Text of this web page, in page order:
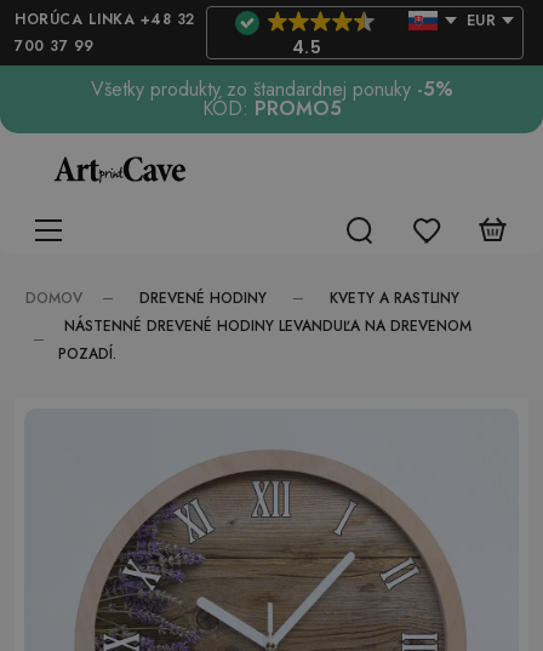
HORÚCA LINKA +48 32
700 37 99
4.5
EUR
Všetky produkty zo štandardnej ponuky -5%
KÓD: PROMO5
DOMOV DREVENÉ HODINY
KVETY A RASTLINY
NÁSTENNÉ DREVENÉ HODINY LEVANDUĽA NA DREVENOM
POZADÍ.